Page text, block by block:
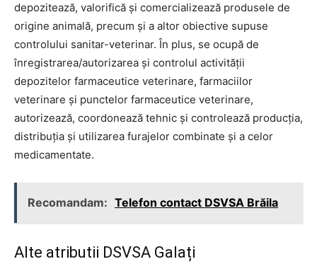
depozitează, valorifică și comercializează produsele de
origine animală, precum și a altor obiective supuse
controlului sanitar-veterinar. În plus, se ocupă de
înregistrarea/autorizarea și controlul activității
depozitelor farmaceutice veterinare, farmaciilor
veterinare și punctelor farmaceutice veterinare,
autorizează, coordonează tehnic și controlează producția,
distribuția și utilizarea furajelor combinate și a celor
medicamentate.
Recomandam: Telefon contact DSVSA Brăila
Alte atributii DSVSA Galați